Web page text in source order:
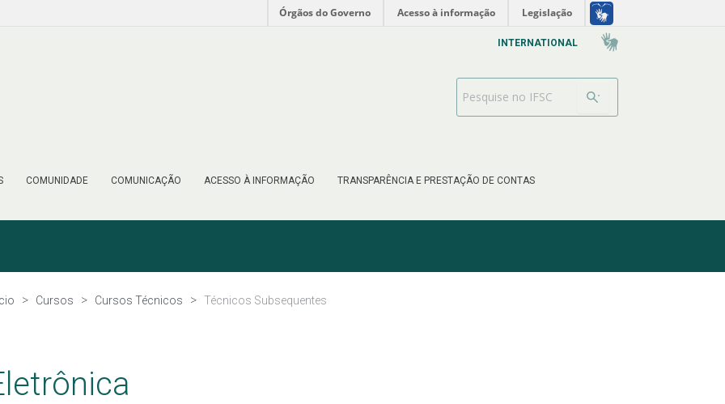
Órgãos do Governo Acesso à informação Legislação
COMUNIDADE COMUNICAÇÃO ACESSO À INFORMAÇÃO TRANSPARÊNCIA E PRESTAÇÃO DE CONTAS
INTERNATIONAL
Barra de busca
Cursos Cursos Técnicos Técnicos Subsequentes